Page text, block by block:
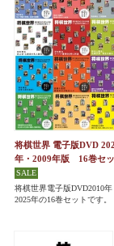
将棋世界 電子版DVD
年・2009年版 16巻セ
将棋世界電子版DVD2010年
2025年の16巻セットです。